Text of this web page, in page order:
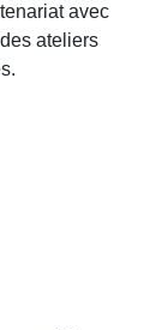
avec
ateliers